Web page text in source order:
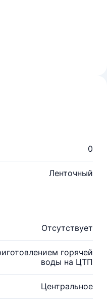
0
Ленточный
Отсутствует
горячей
воды на ЦТП
Центральное